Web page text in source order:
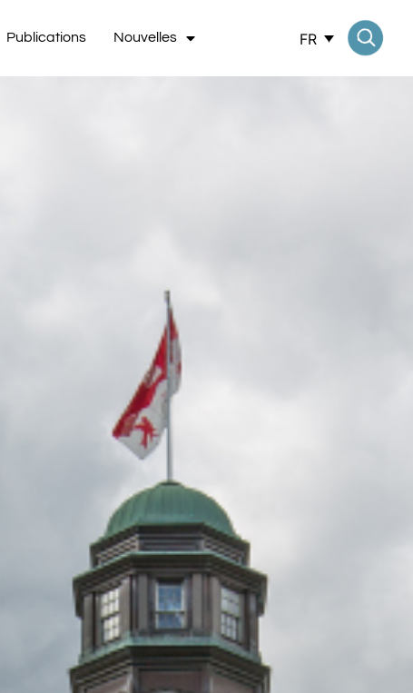
Publications Nouvelles FR